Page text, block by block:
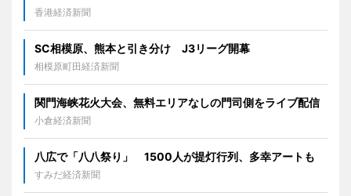
香港経済新聞
SC相模原、熊本と引き分け J3リーグ開幕
相模原町田経済新聞
関門海峡花火大会、無料エリアなしの門司側をライブ配信
小倉経済新聞
八広で「八八祭り」 1500人が提灯行列、多幸アートも
すみだ経済新聞